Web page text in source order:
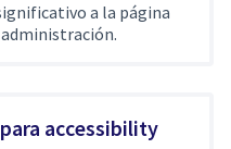
a la página
accessibility